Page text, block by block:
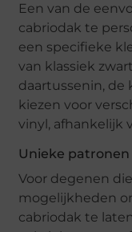
Een van de
cabriodak te
een specifieke
van klassiek
daartussenin, de
kiezen voor
vinyl, afhankelijk
Unieke patronen
Voor degenen
mogelijkheden
cabriodak te